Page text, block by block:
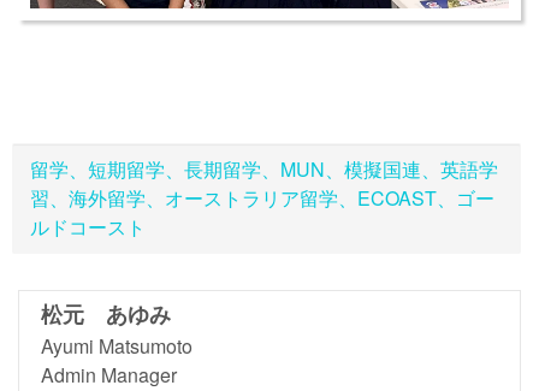
留学、短期留学、長期留学、MUN、模擬国連、英語学
習、海外留学、オーストラリア留学、ECOAST、ゴー
ルドコースト
松元 あゆみ
Ayumi Matsumoto
Admin Manager